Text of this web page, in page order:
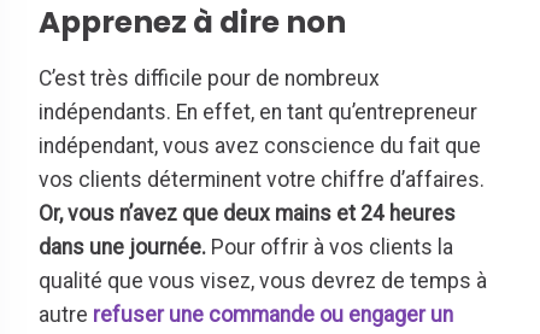
Apprenez à dire non
C’est très difficile pour de nombreux
indépendants. En effet, en tant qu’entrepreneur
indépendant, vous avez conscience du fait que
vos clients déterminent votre chiffre d’affaires.
Or, vous n’avez que deux mains et 24 heures
dans une journée. Pour offrir à vos clients la
qualité que vous visez, vous devrez de temps à
autre refuser une commande ou engager un